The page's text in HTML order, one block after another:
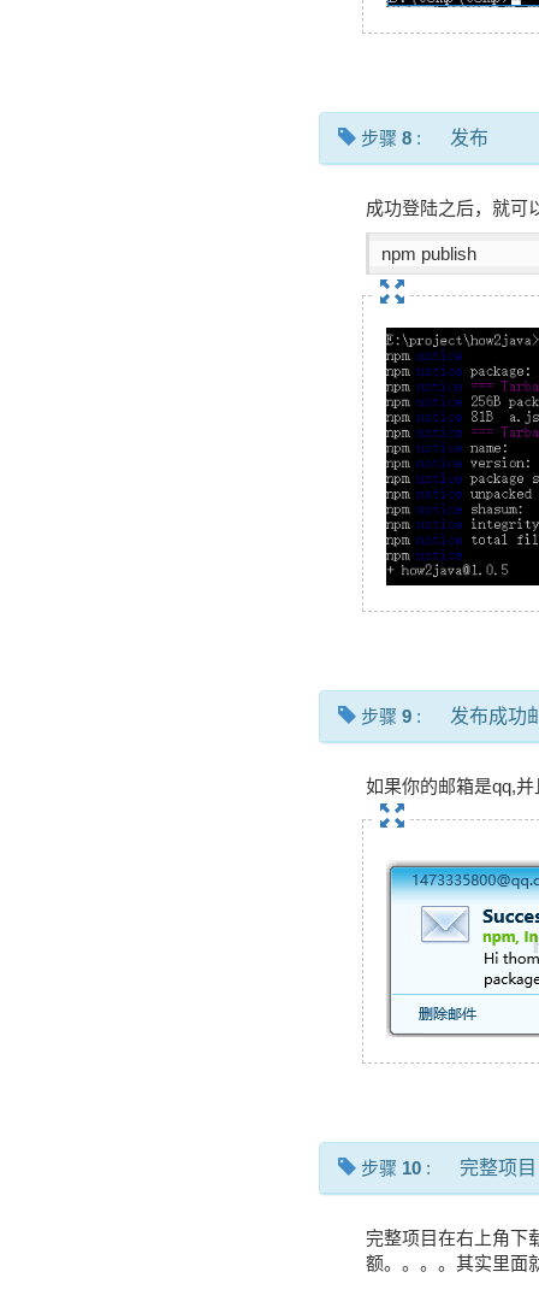
步骤 8 : 发布
成功登陆之后，就可
npm publish
步骤 9 : 发布成功
如果你的邮箱是qq,
步骤 10 : 完整项目
完整项目在右上角下
额。。。。其实里面